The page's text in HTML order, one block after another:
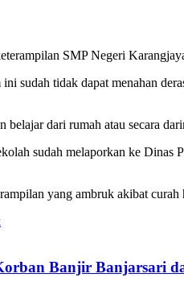
SMP Negeri
sudah tidak dapat menahan
dari rumah atau secara
sudah melaporkan ke
yang ambruk akibat
Banjir Banjarsari